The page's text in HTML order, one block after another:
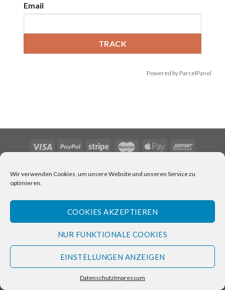
Wir verwenden Cookies, um unsere Website und unseren Service zu
optimieren.
COOKIES AKZEPTIEREN
NUR FUNKTIONALE COOKIES
EINSTELLUNGEN ANZEIGEN
DatenschutzImpressum
Email
TRACK
Powered by ParcelPanel
Copyright 2026 ©